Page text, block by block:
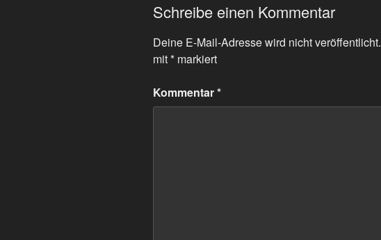
Schreibe einen Kommentar
Deine E-Mail-Adresse wird nicht veröffentlicht.
mit* markiert
Kommentar*